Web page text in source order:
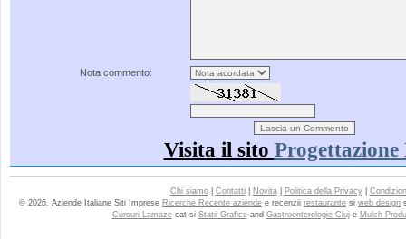
Nota commento:
Visita il sito
Chi siamo| Contatti| Novita| Politica della Privacy|
© 2026. Aziende Italiane Siti Imprese Ricerche Recente aziende e recenzii restaurante si web design
Cursuri Lamazecat si Statii Graficeand Gastroenterologie Cluje Mulch